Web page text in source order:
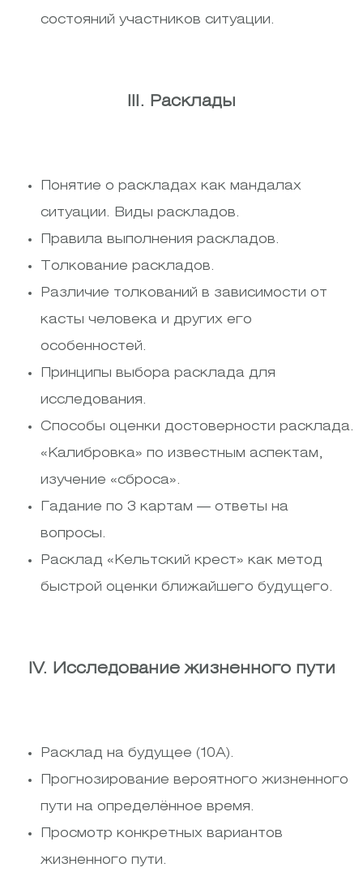
состояний участников ситуации.
III. Расклады
Понятие о раскладах как мандалах
ситуации. Виды раскладов.
Правила выполнения раскладов.
Толкование раскладов.
Различие толкований в зависимости от
касты человека и других его
особенностей.
Принципы выбора расклада для
исследования.
Способы оценки достоверности расклада.
«Калибровка» по известным аспектам,
изучение «сброса».
Гадание по 3 картам — ответы на
вопросы.
Расклад «Кельтский крест» как метод
быстрой оценки ближайшего будущего.
IV. Исследование жизненного пути
Расклад на будущее (10А).
Прогнозирование вероятного жизненного
пути на определённое время.
Просмотр конкретных вариантов
жизненного пути.